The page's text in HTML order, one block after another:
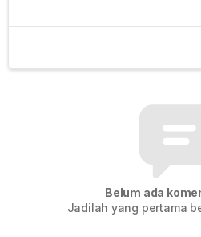
Belum ada
Jadilah yang pertama